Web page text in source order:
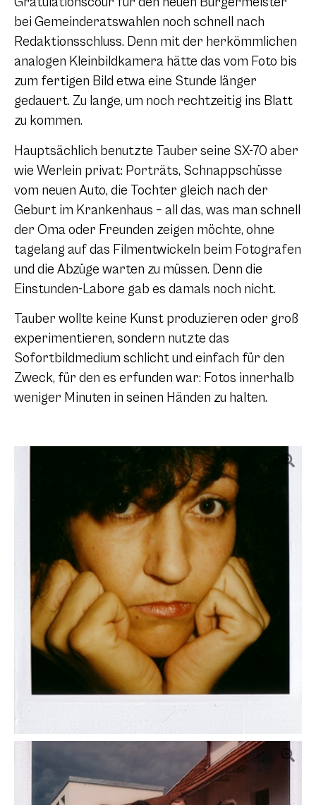
bei Gemeinderatswahlen noch schnell nach
Redaktionsschluss. Denn mit der herkömmlichen
analogen Kleinbildkamera hätte das vom Foto bis
zum fertigen Bild etwa eine Stunde länger
gedauert. Zu lange, um noch rechtzeitig ins Blatt
zu kommen.
Hauptsächlich benutzte Tauber seine SX-70 aber
wie Werlein privat: Porträts, Schnappschüsse
vom neuen Auto, die Tochter gleich nach der
Geburt im Krankenhaus – all das, was man schnell
der Oma oder Freunden zeigen möchte, ohne
tagelang auf das Filmentwickeln beim Fotografen
und die Abzüge warten zu müssen. Denn die
Einstunden-Labore gab es damals noch nicht.
Tauber wollte keine Kunst produzieren oder groß
experimentieren, sondern nutzte das
Sofortbildmedium schlicht und einfach für den
Zweck, für den es erfunden war: Fotos innerhalb
weniger Minuten in seinen Händen zu halten.